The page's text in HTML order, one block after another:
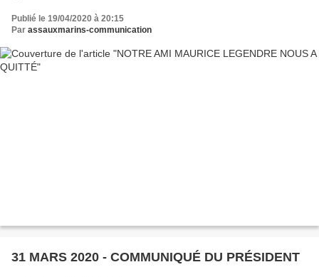
Publié le 19/04/2020 à 20:15
Par assauxmarins-communication
31 MARS 2020 - COMMUNIQUÉ DU PRÉSIDENT